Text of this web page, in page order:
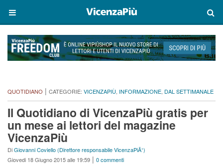
QUOTIDIANO | CATEGORIE: VICENZAPIÙ, INFORMAZIONE, DAL SETTIMANALE
Il Quotidiano di VicenzaPiù gratis per
un mese ai lettori del magazine
VicenzaPiù
DiGiovanni Coviello (Direttore responsabile VicenzaPiÃ¹)
Giovedi 18 Giugno 2015 alle 19:59 | 0 commenti